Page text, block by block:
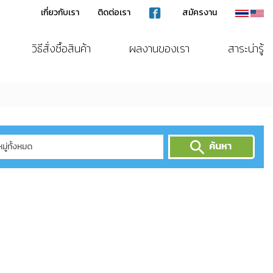
เกี่ยวกับเรา ติดต่อเรา สมัครงาน
วิธีสั่งซื้อสินค้า ผลงานของเรา สาระน่ารู้
ค้นหา